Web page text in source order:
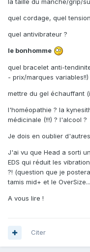
quel cordage, quel
quel antivibrateur ?
le bonhomme
quel bracelet anti-
- prix/marques variables!!)
mettre du gel échauffant
l'homéopathie ? la
médicinale (!!!) ? l'alcool ?
Je dois en oublier
J'ai vu que Head a sorti
EDS qui réduit les
?! (question que je
tamis mid+ et le OverSize...
A vous lire !
Citer